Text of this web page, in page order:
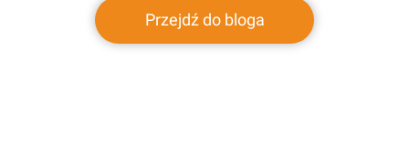
Przejdź do bloga